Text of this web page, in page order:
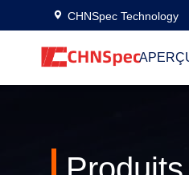
CHNSpec Technology